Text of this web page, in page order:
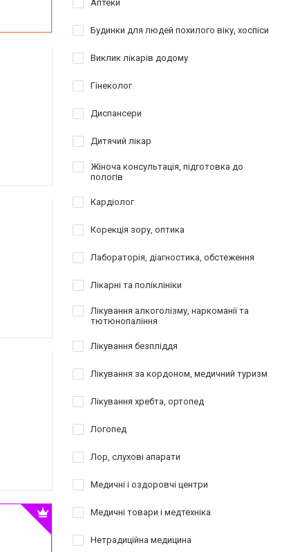
Аптеки
Будинки для людей похилого віку, хоспіси
Виклик лікарів додому
Гінеколог
Диспансери
Дитячий лікар
Жіноча консультація, підготовка до
пологів
Кардіолог
Корекція зору, оптика
Лабораторія, діагностика, обстеження
Лікарні та поліклініки
Лікування алкоголізму, наркоманії та
тютюнопаління
Лікування безпліддя
Лікування за кордоном, медичний туризм
Лікування хребта, ортопед
Логопед
Лор, слухові апарати
Медичні і оздоровчі центри
Медичні товари і медтехніка
Нетрадиційна медицина